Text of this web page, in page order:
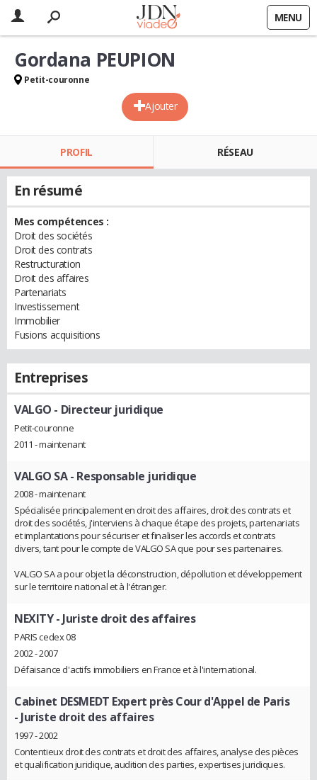
MENU
Ajouter
Gordana PEUPION
Petit-couronne
PROFIL RÉSEAU
En résumé
Mes compétences :
Droit des sociétés
Droit des contrats
Restructuration
Droit des affaires
Partenariats
Investissement
Immobilier
Fusions acquisitions
Entreprises
VALGO - Directeur juridique
Petit-couronne
2011 - maintenant
VALGO SA- Responsable juridique
2008 - maintenant
Spécialisée principalement en droit des affaires, droit des contrats et
droit des sociétés, j'interviens à chaque étape des projets, partenariats
et implantations pour sécuriser et finaliser les accords et contrats
divers, tant pour le compte de VALGO SA que pour ses partenaires.
VALGO SA a pour objet la déconstruction, dépollution et développement
sur le territoire national et à l'étranger.
NEXITY- Juriste droit des affaires
PARIS cedex 08
2002 - 2007
Défaisance d'actifs immobiliers en France et à l'international.
Cabinet DESMEDT Expert près Cour d'Appel de Paris
- Juriste droit des affaires
1997 - 2002
Contentieux droit des contrats et droit des affaires, analyse des pièces
et qualification juridique, audition des parties, expertises juridiques.